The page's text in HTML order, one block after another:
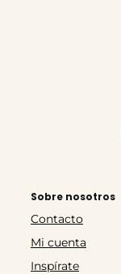
Sobre nosotros
Contacto
Mi cuenta
Inspírate